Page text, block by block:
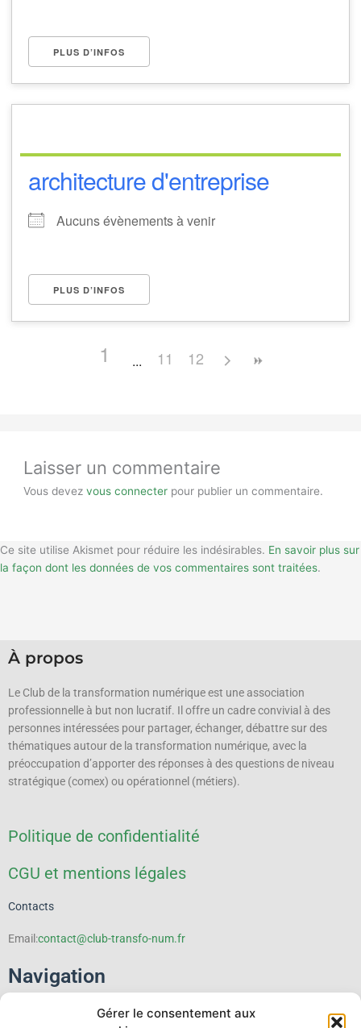
Gérer le consentement aux
PLUS D’INFOS
architecture d'entreprise
Aucuns évènements à venir
PLUS D’INFOS
1 11 12
Laisser un commentaire
Vous devezvous connecter pour publier un commentaire.
Ce site utilise Akismet pour réduire les indésirables. En savoir plus sur
la façon dont les données de vos commentaires sont traitées.
À propos
Le Club de la transformation numérique est une association
professionnelle à but non lucratif. Il offre un cadre convivial à des
personnes intéressées pour partager, échanger, débattre sur des
thématiques autour de la transformation numérique, avec la
préoccupation d’apporter des réponses à des questions de niveau
stratégique (comex) ou opérationnel (métiers).
Politique de confidentialité
CGU et mentions légales
Contacts
Email:contact@club-transfo-num.fr
Navigation